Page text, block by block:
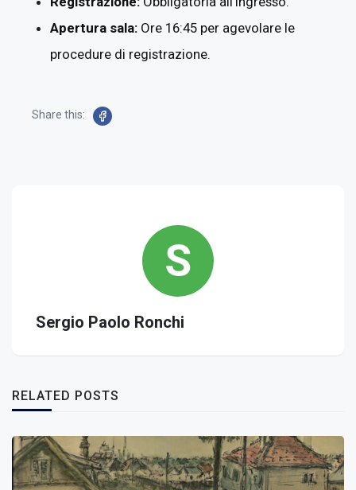
Apertura sala: Ore 16:45 per agevolare le
procedure di registrazione.
Share this:
Sergio Paolo Ronchi
RELATED POSTS